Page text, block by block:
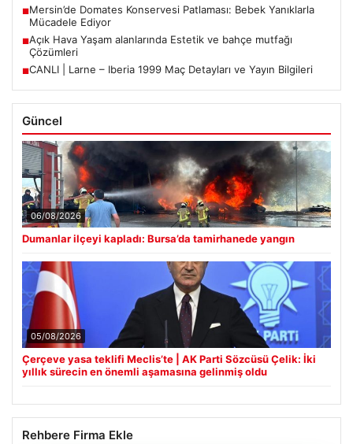
■Mersin’de Domates Konservesi Patlaması: Bebek Yanıklarla
Mücadele Ediyor
■Açık Hava Yaşam alanlarında Estetik ve bahçe mutfağı
Çözümleri
■CANLI | Larne – Iberia 1999 Maç Detayları ve Yayın Bilgileri
Güncel
06/08/2026
Dumanlar ilçeyi kapladı: Bursa’da tamirhanede yangın
05/08/2026
Çerçeve yasa teklifi Meclis’te | AK Parti Sözcüsü Çelik: İki
yıllık sürecin en önemli aşamasına gelinmiş oldu
Rehbere Firma Ekle